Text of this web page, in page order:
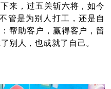
来，过五关斩六将，如今
管是为别人打工，还是自
帮助客户，赢得客户，留
别人，也成就了自己。